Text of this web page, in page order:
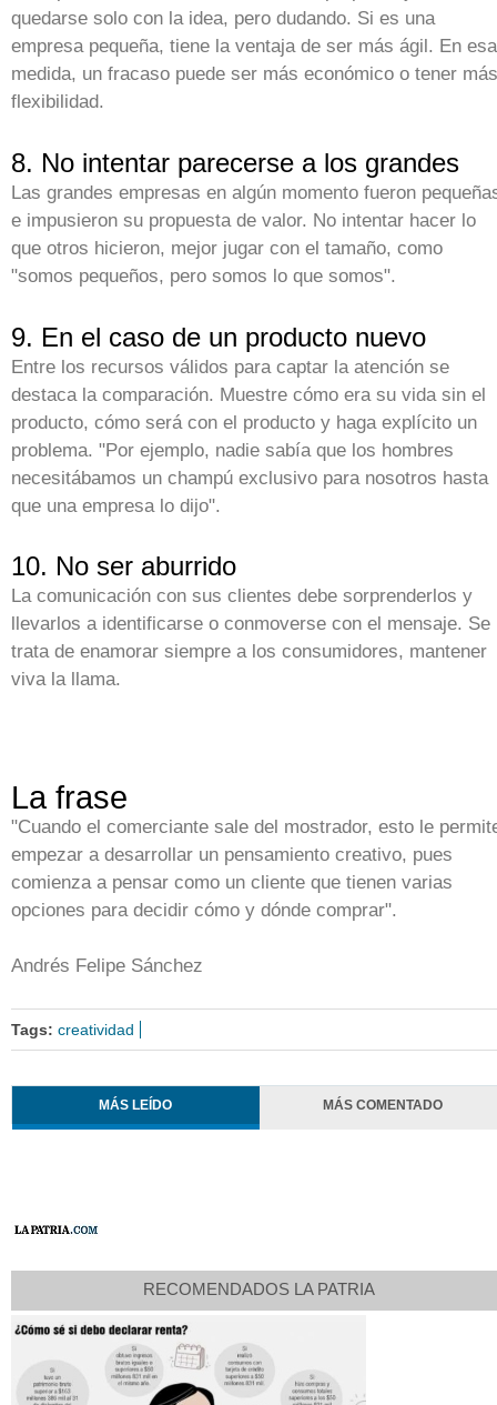
quedarse solo con la idea, pero dudando. Si es una
empresa pequeña, tiene la ventaja de ser más ágil. En esa
medida, un fracaso puede ser más económico o tener más
flexibilidad.
8. No intentar parecerse a los grandes
Las grandes empresas en algún momento fueron
e impusieron su propuesta de valor. No intentar hacer lo
que otros hicieron, mejor jugar con el tamaño, como
"somos pequeños, pero somos lo que somos".
9. En el caso de un producto nuevo
Entre los recursos válidos para captar la atención se
destaca la comparación. Muestre cómo era su vida sin el
producto, cómo será con el producto y haga explícito un
problema. "Por ejemplo, nadie sabía que los hombres
necesitábamos un champú exclusivo para nosotros hasta
que una empresa lo dijo".
10. No ser aburrido
La comunicación con sus clientes debe sorprenderlos y
llevarlos a identificarse o conmoverse con el mensaje. Se
trata de enamorar siempre a los consumidores, mantener
viva la llama.
La frase
"Cuando el comerciante sale del mostrador, esto le
empezar a desarrollar un pensamiento creativo, pues
comienza a pensar como un cliente que tienen varias
opciones para decidir cómo y dónde comprar".
Andrés Felipe Sánchez
Tags: creatividad
MÁS LEÍDO MÁS COMENTADO
RECOMENDADOS LA PATRIA